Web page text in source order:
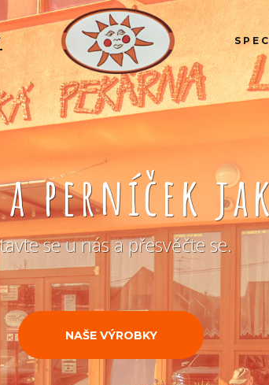
perníček
se u nás a přesvěčte se.
NAŠE VÝROBKY